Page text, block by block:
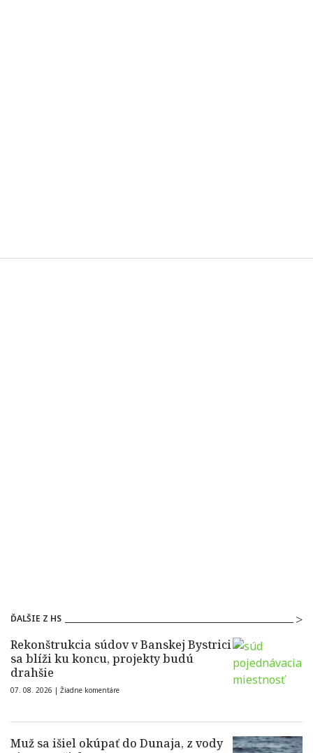
ĎALŠIE Z HS
Rekonštrukcia súdov v Banskej Bystrici
sa blíži ku koncu, projekty budú
drahšie
07. 08. 2026 | Žiadne komentáre
Muž sa išiel okúpať do Dunaja, z vody